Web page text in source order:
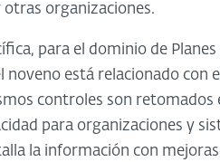
organizaciones.
para el dominio de
noveno está relacionado con el
controles son
para organizaciones y
la información con